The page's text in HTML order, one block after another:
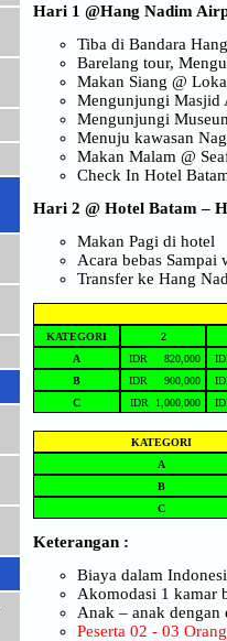
Hari 1 @Hang Nadim
Tiba di Bandara
Barelang tour,
Makan Siang @
Mengunjungi Masjid
Mengunjungi
Menuju kawasan
Makan Malam @
Check In Hotel
Hari 2 @ Hotel Batam –
Makan Pagi di hotel
Acara bebas Sampai
Transfer ke Hang
KATEGORI
2
A
IDR 820,000
B
IDR 900,000
C
IDR 1,000,000
KATEGORI
A
B
C
Keterangan :
Biaya dalam
Akomodasi 1 kamar
Anak – anak
Peserta 02 - 03